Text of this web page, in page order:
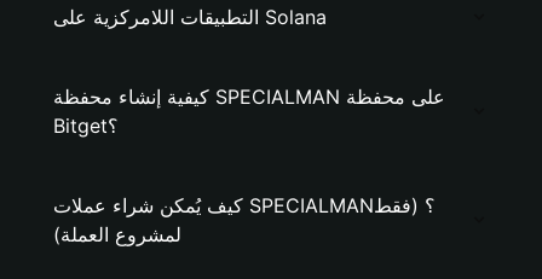
التطبيقات اللامركزية على Solana
كيفية إنشاء محفظة SPECIALMAN على محفظة
Bitget؟
كيف يُمكن شراء عملات SPECIALMAN؟ (فقط
لمشروع العملة)